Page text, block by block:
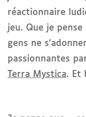
réactionnaire
jeu. Que je
gens ne
passionnantes
Terra Mystica. Et